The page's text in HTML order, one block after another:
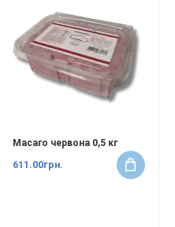
Масаго червона 0,5 кг
611.00грн.